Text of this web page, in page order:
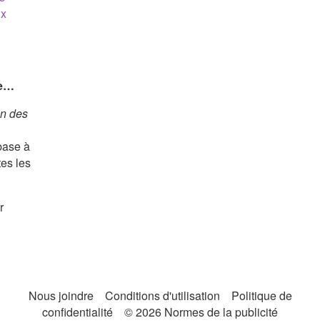
des
à
les
Nous joindre Conditions d'utilisation
Politique de
confidentialité © 2026 Normes de la publicité